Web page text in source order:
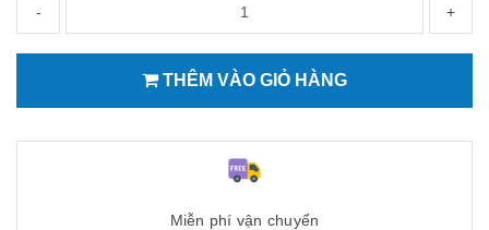
- +
THÊM VÀO GIỎ HÀNG
Miễn phí vận chuyển